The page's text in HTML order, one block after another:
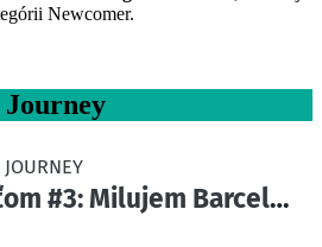
Newcomer.
Journey